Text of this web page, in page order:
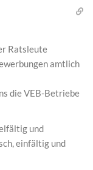
Ratsleute
amtlich
die VEB-Betriebe
und
einfältig und